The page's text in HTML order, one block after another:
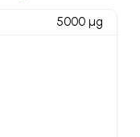
5000 µg